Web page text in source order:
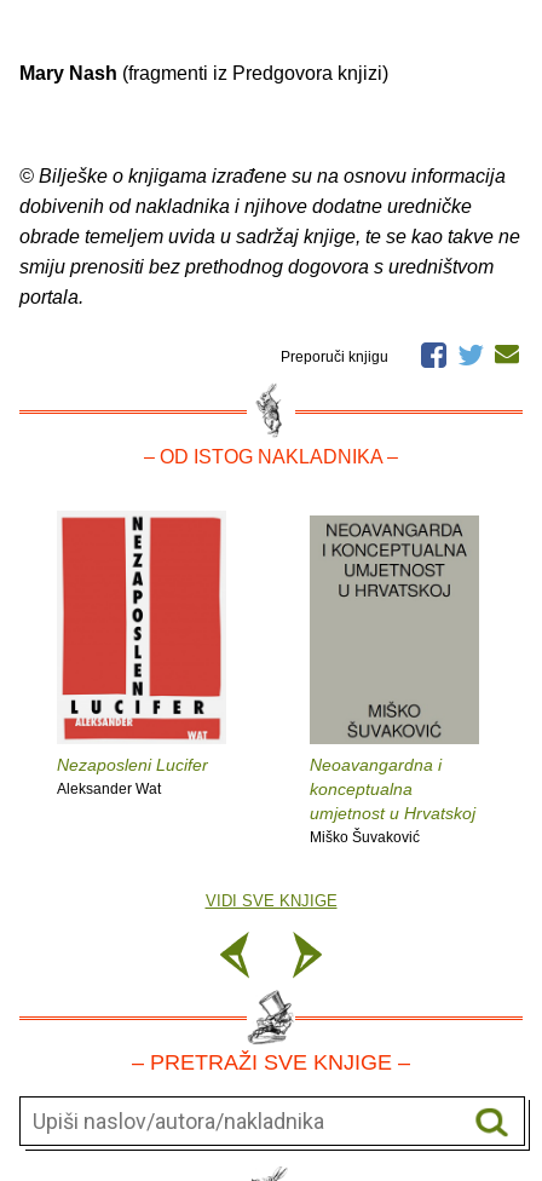
Mary Nash (fragmenti iz Predgovora knjizi)
© Bilješke o knjigama izrađene su na osnovu informacija
dobivenih od nakladnika i njihove dodatne uredničke
obrade temeljem uvida u sadržaj knjige, te se kao takve ne
smiju prenositi bez prethodnog dogovora s uredništvom
portala.
Preporuči knjigu
– OD ISTOG NAKLADNIKA –
Nezaposleni Lucifer
Aleksander Wat
Neoavangardna i
konceptualna
umjetnost u Hrvatskoj
Miško Šuvaković
VIDI SVE KNJIGE
– PRETRAŽI SVE KNJIGE –